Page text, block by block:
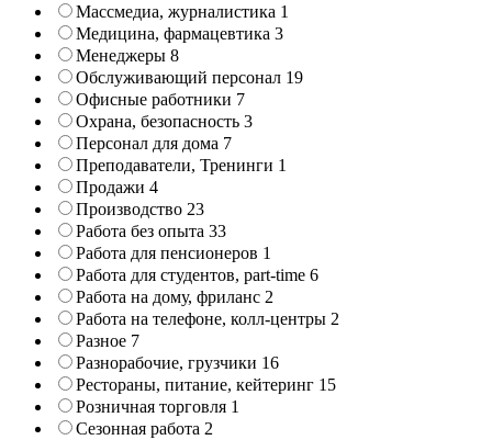
Массмедиа, журналистика 1
Медицина, фармацевтика 3
Менеджеры 8
Обслуживающий персонал 19
Офисные работники 7
Охрана, безопасность 3
Персонал для дома 7
Преподаватели, Тренинги 1
Продажи 4
Производство 23
Работа без опыта 33
Работа для пенсионеров 1
Работа для студентов, part-time 6
Работа на дому, фриланс 2
Работа на телефоне, колл-центры 2
Разное 7
Разнорабочие, грузчики 16
Рестораны, питание, кейтеринг 15
Розничная торговля 1
Сезонная работа 2